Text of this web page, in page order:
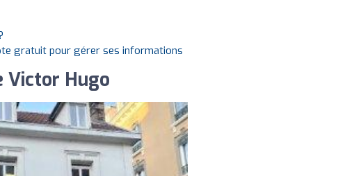
gratuit pour gérer ses informations
Victor Hugo